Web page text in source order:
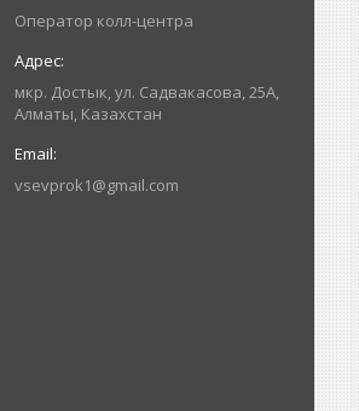
Оператор колл-центра
мкр. Достык, ул. Садвакасова, 25А,
Алматы, Казахстан
vsevprok1@gmail.com